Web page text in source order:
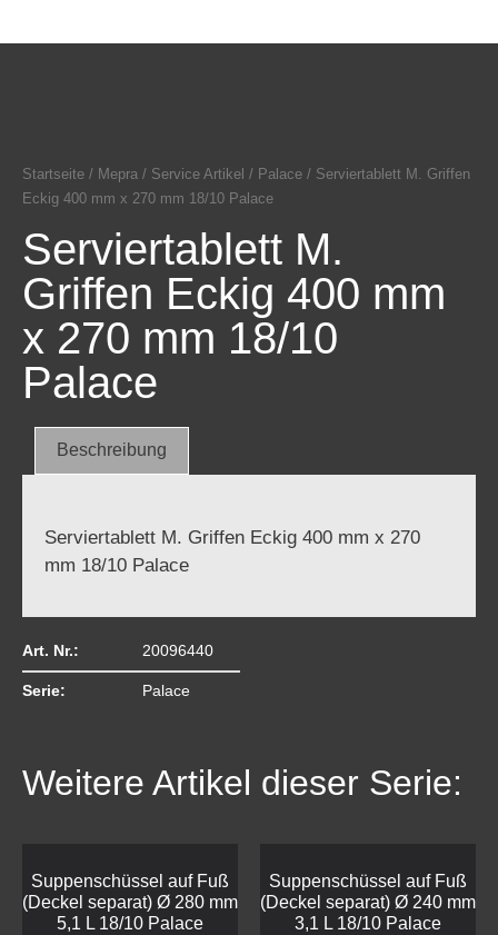
Startseite / Mepra / Service Artikel / Palace / Serviertablett M. Griffen
Eckig 400 mm x 270 mm 18/10 Palace
Serviertablett M.
Griffen Eckig 400 mm
x 270 mm 18/10
Palace
Beschreibung
Serviertablett M. Griffen Eckig 400 mm x 270
mm 18/10 Palace
Art. Nr.: 20096440
Serie: Palace
Weitere Artikel dieser Serie:
Suppenschüssel auf Fuß
(Deckel separat) Ø 280 mm
5,1 L 18/10 Palace
Suppenschüssel auf Fuß
(Deckel separat) Ø 240 mm
3,1 L 18/10 Palace